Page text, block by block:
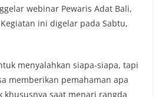
webinar Pewaris Adat Bali,
ini digelar pada Sabtu,
menyalahkan siapa-siapa, tapi
memberikan pemahaman apa
khususnya saat menari rangda